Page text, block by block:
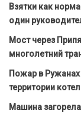
Взятки как
один
Мост через
многолетний
Пожар в
территории
Машина